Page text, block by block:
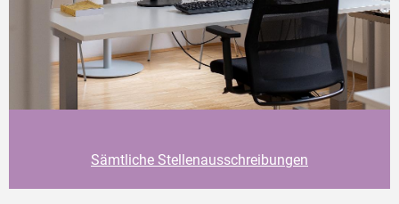
Sämtliche Stellenausschreibungen